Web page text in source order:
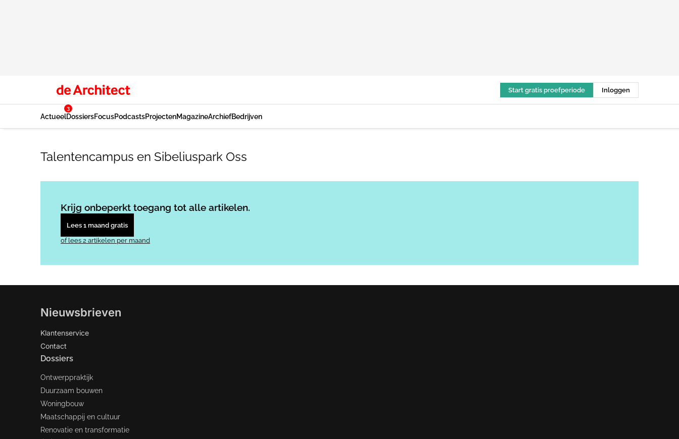
Start gratis proefperiode Inloggen
Actueel
3
DossiersFocusPodcastsProjectenMagazineArchiefBedrijven
Talentencampus en Sibeliuspark Oss
Krijg onbeperkt toegang tot alle artikelen.
Lees 1 maand gratis
of lees 2 artikelen per maand
Nieuwsbrieven
Klantenservice
Contact
Dossiers
Ontwerppraktijk
Duurzaam bouwen
Woningbouw
Maatschappij en cultuur
Renovatie en transformatie